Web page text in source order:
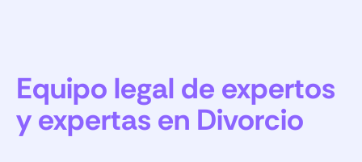
Equipo legal de expertos
y expertas en Divorcio